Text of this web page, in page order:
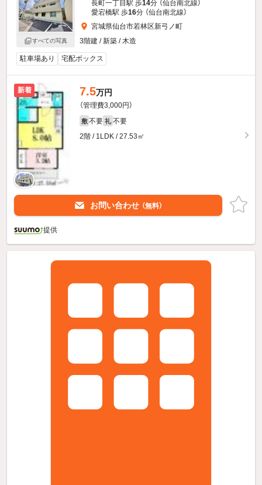
すべての写真
長町一丁目駅 歩14分 （仙台南北線）
愛宕橋駅 歩16分 （仙台南北線）
宮城県仙台市若林区新弓ノ町
3階建 / 新築 / 木造
駐車場あり 宅配ボックス
新着 7.5万円
（管理費3,000円）
敷 不要 礼 不要
2階 / 1LDK / 27.53㎡
お問い合わせ （無料）
提供